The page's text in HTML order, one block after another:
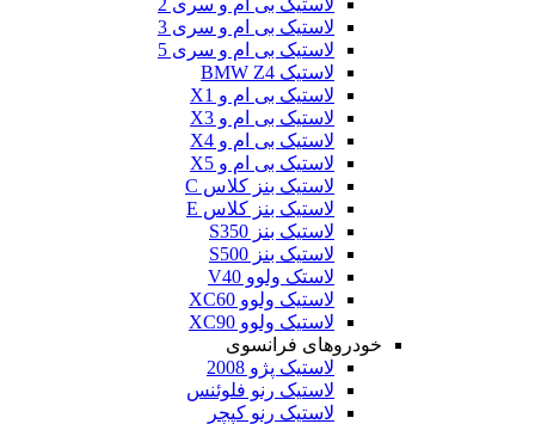
لاستیک بی ام و سری 2
لاستیک بی ام و سری 3
لاستیک بی ام و سری 5
لاستیک BMW Z4
لاستیک بی ام و X1
لاستیک بی ام و X3
لاستیک بی ام و X4
لاستیک بی ام و X5
لاستیک بنز کلاس C
لاستیک بنز کلاس E
لاستیک بنز S350
لاستیک بنز S500
لاستک ولوو V40
لاستیک ولوو XC60
لاستیک ولوو XC90
خودروهای فرانسوی
لاستیک پژو 2008
لاستیک رنو فلوئنس
لاستیک رنو کپچر